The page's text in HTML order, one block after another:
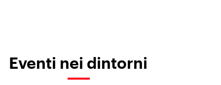
Eventi nei dintorni